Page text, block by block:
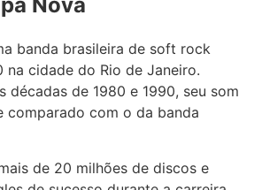
banda brasileira de soft rock
na cidade do Rio de Janeiro.
décadas de 1980 e 1990, seu som
comparado com o da banda
de 20 milhões de discos e